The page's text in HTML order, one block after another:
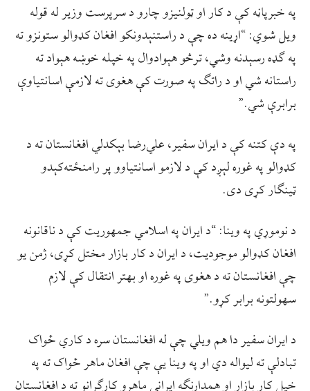
په خبرپاڼه کې د کار او ټولنیزو چارو د سرپرست وزیر له قوله
ویل شوي: “اړینه ده چې د راستنېدونکو افغان کډوالو ستونزو ته
په ګډه رسېدنه وشي، ترڅو هېوادوال په خپله خوښه هېواد ته
راستانه شي او د راتګ په صورت کې هغوی ته لازمې اسانتیاوې
برابرې شي.”
په دې کتنه کې د ایران سفیر، علي‌رضا بېکدلي افغانستان ته د
کډوالو په غوره لېږد کې د لازمو اسانتیاوو پر رامنځته‌کېدو
ټینګار کړی دی.
د نوموړي په وینا: “د ایران په اسلامي جمهوریت کې د ناقانونه
افغان کډوالو موجودیت، د ایران د کار بازار مختل کړی، ژمن یو
چې افغانستان ته د هغوی په غوره او بهتر انتقال کې لازم
سهولتونه برابر کړو.”
د ایران سفیر دا هم ویلي چې له افغانستان سره د کاري ځواک
تبادلې ته لیواله دي او په وینا یې چې افغان ماهر ځواک ته په
خپل کار بازار او همدارنګه ایراني ماهرو کارګرانو ته د افغانستان